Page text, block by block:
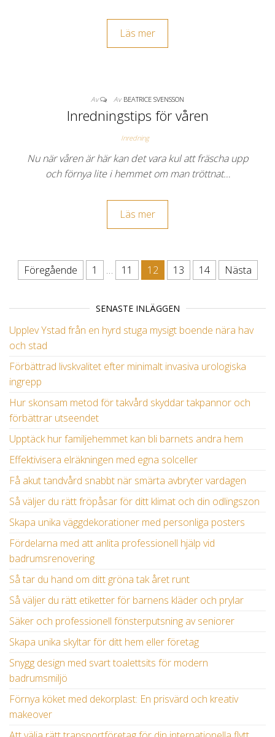
Läs mer
Av Av BEATRICE SVENSSON
Inredningstips för våren
Inredning
Nu när våren är här kan det vara kul att fräscha upp
och förnya lite i hemmet om man tröttnat…
Läs mer
Inläggsnavigering
Föregående 1 … 11 12 13 14 Nästa
SENASTE INLÄGGEN
Upplev Ystad från en hyrd stuga mysigt boende nära hav
och stad
Förbättrad livskvalitet efter minimalt invasiva urologiska
ingrepp
Hur skonsam metod för takvård skyddar takpannor och
förbättrar utseendet
Upptäck hur familjehemmet kan bli barnets andra hem
Effektivisera elräkningen med egna solceller
Få akut tandvård snabbt när smärta avbryter vardagen
Så väljer du rätt fröpåsar för ditt klimat och din odlingszon
Skapa unika väggdekorationer med personliga posters
Fördelarna med att anlita professionell hjälp vid
badrumsrenovering
Så tar du hand om ditt gröna tak året runt
Så väljer du rätt etiketter för barnens kläder och prylar
Säker och professionell fönsterputsning av seniorer
Skapa unika skyltar för ditt hem eller företag
Snygg design med svart toalettsits för modern
badrumsmiljö
Förnya köket med dekorplast: En prisvärd och kreativ
makeover